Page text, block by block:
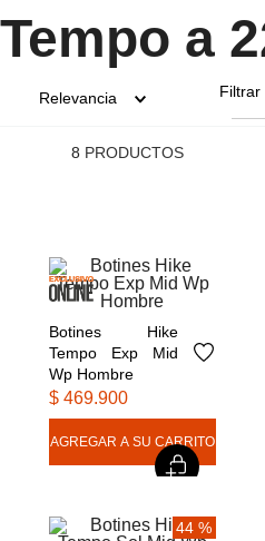
Tempo a
Relevancia Filtrar
8 PRODUCTOS
Botines Hike
Tempo Exp Mid
Wp Hombre
$ 469.900
44 %
3.
tenis mujer
4.
merrell mujer
.
cachuchas
10. moab 3